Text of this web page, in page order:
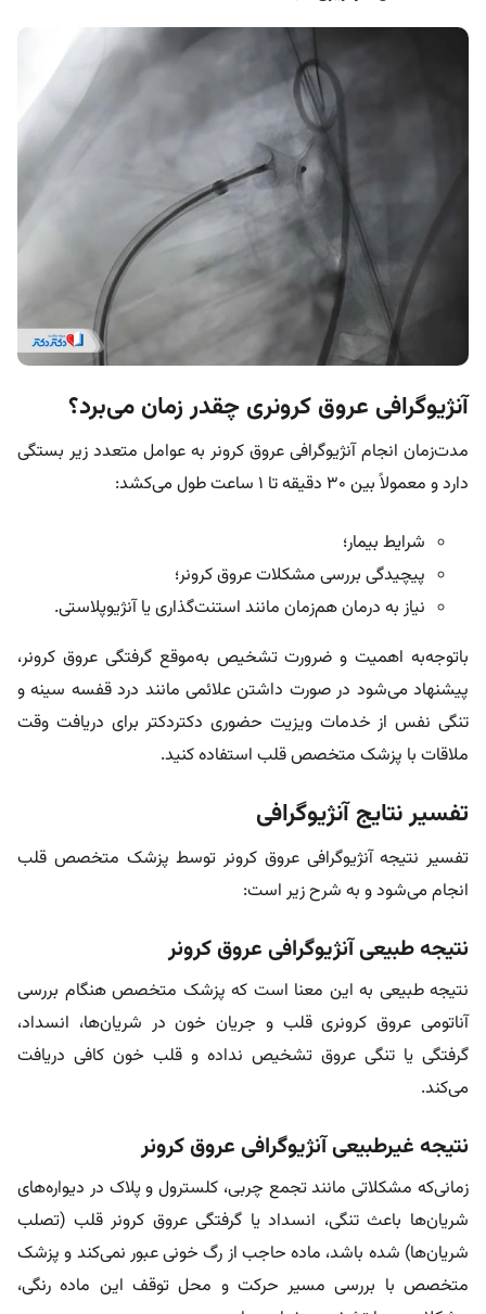
آنژیوگرافی عروق کرونری چقدر زمان می‌برد؟
مدت‌زمان انجام آنژیوگرافی عروق کرونر به عوامل متعدد زیر بستگی
دارد و معمولاً بین ۳۰ دقیقه تا ۱ ساعت طول می‌کشد:
شرایط بیمار؛
پیچیدگی بررسی مشکلات عروق کرونر؛
نیاز به درمان هم‌زمان مانند استنت‌گذاری یا آنژیوپلاستی.
باتوجه‌به اهمیت و ضرورت تشخیص به‌موقع گرفتگی عروق کرونر،
پیشنهاد می‌شود در صورت داشتن علائمی مانند درد قفسه سینه و
تنگی نفس از خدمات ویزیت حضوری دکتردکتر برای دریافت وقت
ملاقات با پزشک متخصص قلب استفاده کنید.
تفسیر نتایج آنژیوگرافی
تفسیر نتیجه آنژیوگرافی عروق کرونر توسط پزشک متخصص قلب
انجام می‌شود و به شرح زیر است:
نتیجه طبیعی آنژیوگرافی عروق کرونر
نتیجه طبیعی به‌ این معنا است که پزشک متخصص هنگام بررسی
آناتومی عروق کرونری قلب و جریان خون در شریان‌ها، انسداد،
گرفتگی یا تنگی عروق تشخیص نداده و قلب خون کافی دریافت
می‌کند.
نتیجه غیرطبیعی آنژیوگرافی عروق کرونر
زمانی‌که مشکلاتی مانند تجمع چربی، کلسترول و پلاک در دیواره‌های
شریان‌ها باعث تنگی، انسداد یا گرفتگی عروق کرونر قلب (تصلب
شریان‌ها) شده باشد، ماده حاجب از رگ خونی عبور نمی‌کند و پزشک
متخصص با بررسی مسیر حرکت و محل توقف این ماده رنگی،